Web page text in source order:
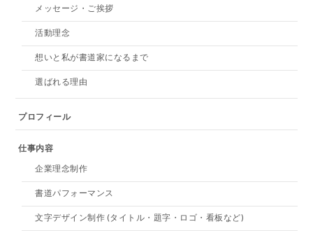
メッセージ・ご挨拶
活動理念
想いと私が書道家になるまで
選ばれる理由
プロフィール
仕事内容
企業理念制作
書道パフォーマンス
文字デザイン制作 (タイトル・題字・ロゴ・看板など)